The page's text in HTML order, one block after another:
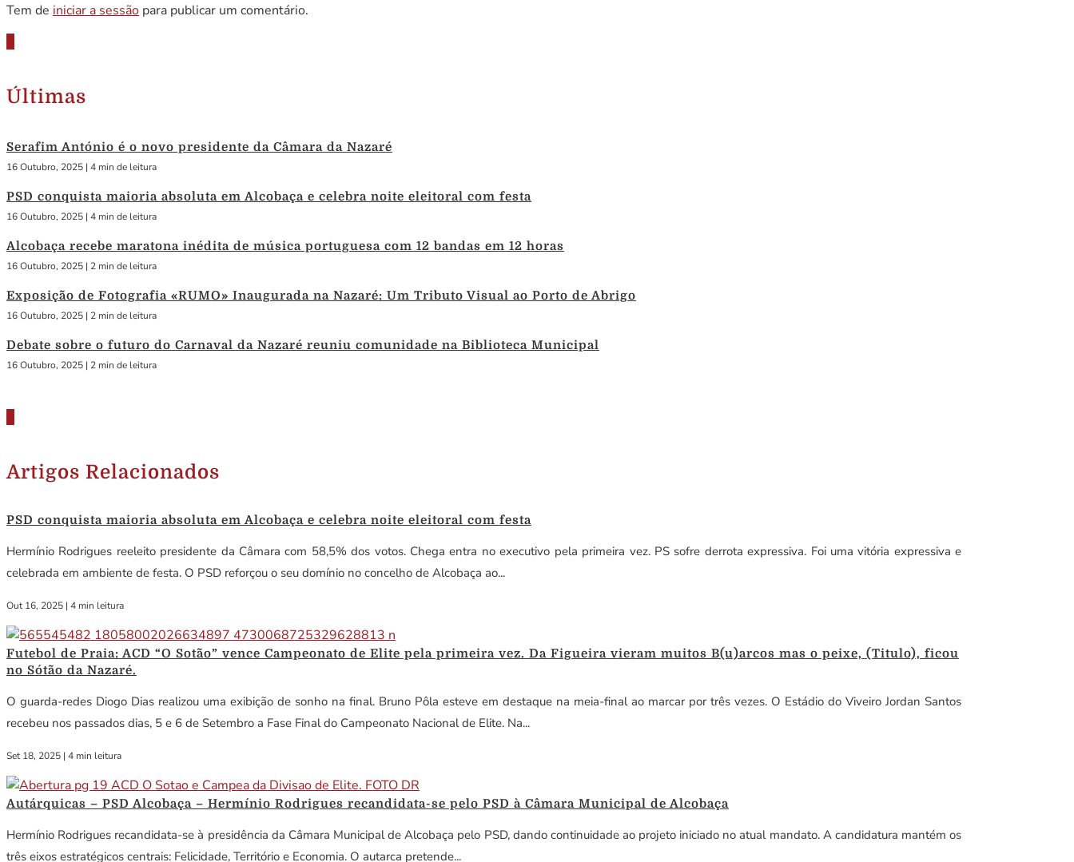
Tem de iniciar a sessão para publicar um comentário.
Últimas
Serafim António é o novo presidente da Câmara da Nazaré
16 Outubro, 2025 | 4 min de leitura
PSD conquista maioria absoluta em Alcobaça e celebra noite eleitoral com festa
16 Outubro, 2025 | 4 min de leitura
Alcobaça recebe maratona inédita de música portuguesa com 12 bandas em 12 horas
16 Outubro, 2025 | 2 min de leitura
Exposição de Fotografia «RUMO» Inaugurada na Nazaré: Um Tributo Visual ao Porto de Abrigo
16 Outubro, 2025 | 2 min de leitura
Debate sobre o futuro do Carnaval da Nazaré reuniu comunidade na Biblioteca Municipal
16 Outubro, 2025 | 2 min de leitura
Artigos Relacionados
PSD conquista maioria absoluta em Alcobaça e celebra noite eleitoral com festa
Hermínio Rodrigues reeleito presidente da Câmara com 58,5% dos votos. Chega entra no executivo pela primeira vez. PS sofre derrota expressiva. Foi uma vitória expressiva e
celebrada em ambiente de festa. O PSD reforçou o seu domínio no concelho de Alcobaça ao...
Out 16, 2025 | 4 min leitura
Futebol de Praia: ACD “O Sotão” vence Campeonato de Elite pela primeira vez. Da Figueira vieram muitos B(u)arcos mas o peixe, (Titulo), ficou
no Sótão da Nazaré.
O guarda-redes Diogo Dias realizou uma exibição de sonho na final. Bruno Pôla esteve em destaque na meia-final ao marcar por três vezes. O Estádio do Viveiro Jordan Santos
recebeu nos passados dias, 5 e 6 de Setembro a Fase Final do Campeonato Nacional de Elite. Na...
Set 18, 2025 | 4 min leitura
Autárquicas – PSD Alcobaça – Hermínio Rodrigues recandidata-se pelo PSD à Câmara Municipal de Alcobaça
Hermínio Rodrigues recandidata-se à presidência da Câmara Municipal de Alcobaça pelo PSD, dando continuidade ao projeto iniciado no atual mandato. A candidatura mantém os
três eixos estratégicos centrais: Felicidade, Território e Economia. O autarca pretende...